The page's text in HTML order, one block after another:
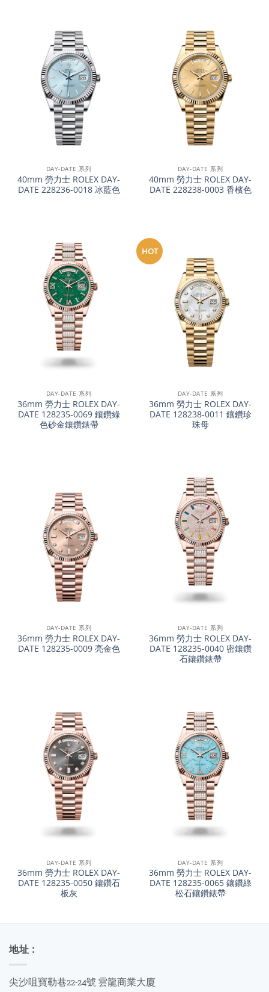
DAY-DATE 系列
40mm 勞力士 ROLEX DAY-
DATE 228236-0018 冰藍色
DAY-DATE 系列
40mm 勞力士 ROLEX DAY-
DATE 228238-0003 香檳色
DAY-DATE 系列
36mm 勞力士 ROLEX DAY-
DATE 128235-0069 鑲鑽綠
色砂金鑲鑽錶帶
HOT
DAY-DATE 系列
36mm 勞力士 ROLEX DAY-
DATE 128238-0011 鑲鑽珍
珠母
DAY-DATE 系列
36mm 勞力士 ROLEX DAY-
DATE 128235-0009 亮金色
DAY-DATE 系列
36mm 勞力士 ROLEX DAY-
DATE 128235-0040 密鑲鑽
石鑲鑽錶帶
DAY-DATE 系列
36mm 勞力士 ROLEX DAY-
DATE 128235-0050 鑲鑽石
板灰
DAY-DATE 系列
36mm 勞力士 ROLEX DAY-
DATE 128235-0065 鑲鑽綠
松石鑲鑽錶帶
地址 :
尖沙咀寶勒巷22-24號 雲龍商業大廈